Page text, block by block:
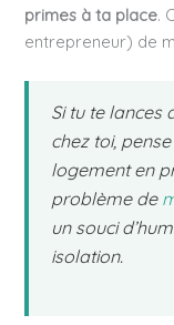
primes à ta place.
entrepreneur) de
Si tu te lances
chez toi,
logement en
problème de
un souci
isolation.